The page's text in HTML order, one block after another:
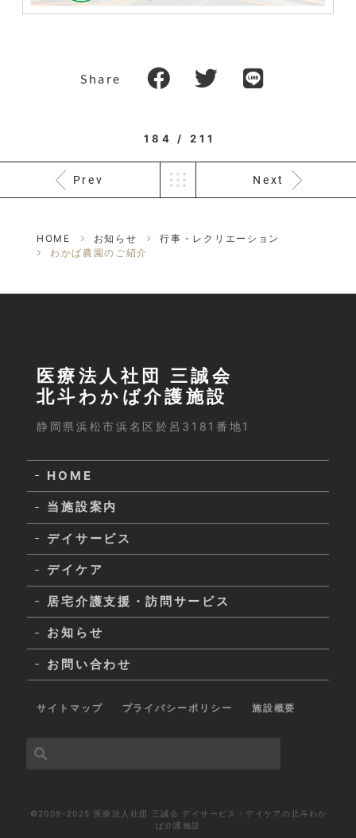
Share
184 / 211
Prev Next
HOME お知らせ
行事・レクリエーション
わかば農園のご紹介
医療法人社団 三誠会
北斗わかば介護施設
静岡県浜松市浜名区於呂3181番地1
HOME
当施設案内
デイサービス
デイケア
居宅介護支援・訪問サービス
お知らせ
お問い合わせ
サイトマップ プライバシーポリシー 施設概要
©2009-2025 医療法人社団 三誠会 デイサービス・デイケアの北斗わか
ば介護施設